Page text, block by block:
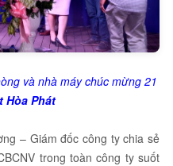
và nhà máy chúc mừng 21
Hòa Phát
– Giám đốc công ty chia sẻ
trong toàn công ty suốt